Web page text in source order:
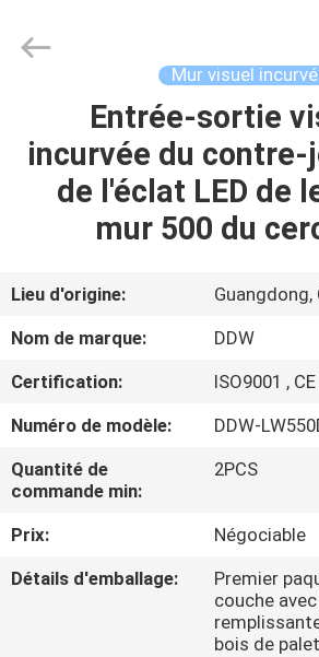
MAISON
PRODUITS
SUJET
DE
NOUS
VISITE
D'USINE
CONTRÔLE
DE
Mur visuel incurvé
Entrée-sortie
incurvée du contre-
de l'éclat LED de
mur 500 du
Lieu d'origine:
Nom de marque:
DDW
Certification:
ISO9001 ,
Numéro de modèle:
DDW-
Quantité de
commande min:
2PCS
Prix:
Négociable
Détails d'emballage:
Premier
couche
bois de